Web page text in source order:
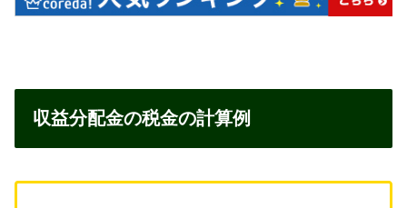
収益分配金の税金の計算例